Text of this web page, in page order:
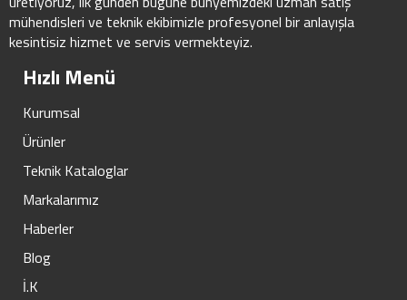
mühendisleri ve teknik ekibimizle profesyonel bir anlayışla
kesintisiz hizmet ve servis vermekteyiz.
Hızlı Menü
Kurumsal
Ürünler
Teknik Kataloglar
Markalarımız
Haberler
Blog
İ.K